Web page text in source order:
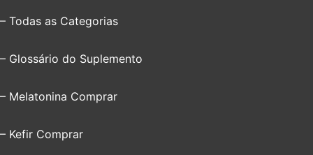
– Todas as Categorias
– Glossário do Suplemento
– Melatonina Comprar
– Kefir Comprar